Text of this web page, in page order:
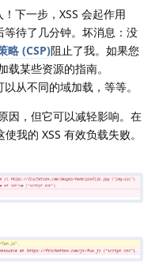
下一步，XSS 会起作用
待了几分钟。坏消息：没
略 (CSP)阻止了我。如果您
载某些资源的指南。
从不同的域加载，等等。
因，但它可以减轻影响。在
我的 XSS 有效负载失败。